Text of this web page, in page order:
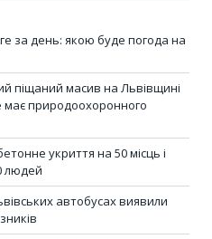
за день: якою буде погода на
піщаний масив на Львівщині
природоохоронного
укриття на 50 місць і
людей
автобусах виявили